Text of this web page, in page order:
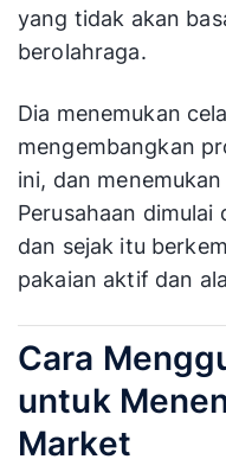
yang tidak akan
berolahraga.
Dia menemukan
mengembangkan
ini, dan
Perusahaan
dan sejak itu
pakaian aktif dan
Cara
untuk
Market